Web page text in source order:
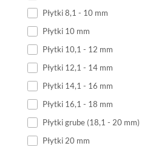
Płytki 8,1 - 10 mm
Płytki 10 mm
Płytki 10,1 - 12 mm
Płytki 12,1 - 14 mm
Płytki 14,1 - 16 mm
Płytki 16,1 - 18 mm
Płytki grube (18,1 - 20 mm)
Płytki 20 mm